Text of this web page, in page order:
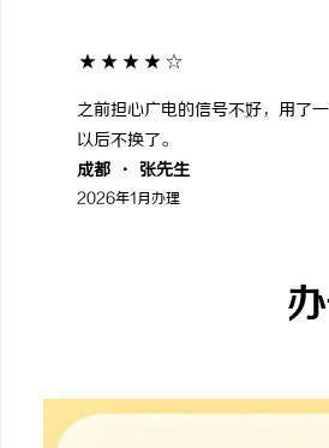
★★★★☆
之前担心广电的信号不好，用了
以后不换了。
成都 · 张先生
2026年1月办理